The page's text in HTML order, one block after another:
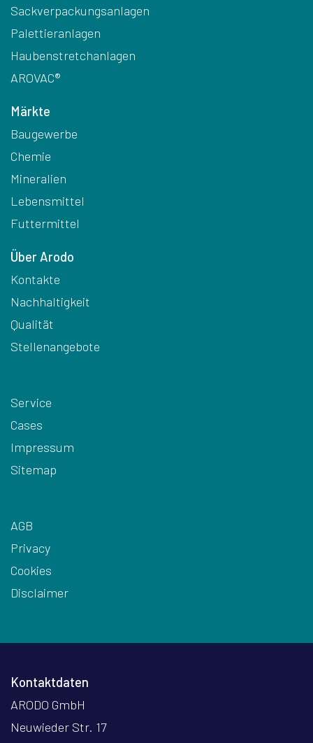
Sackverpackungsanlagen
Palettieranlagen
Haubenstretchanlagen
AROVAC®
Märkte
Baugewerbe
Chemie
Mineralien
Lebensmittel
Futtermittel
Über Arodo
Kontakte
Nachhaltigkeit
Qualität
Stellenangebote
Service
Cases
Impressum
Sitemap
AGB
Privacy
Cookies
Disclaimer
Kontaktdaten
ARODO GmbH
Neuwieder Str. 17